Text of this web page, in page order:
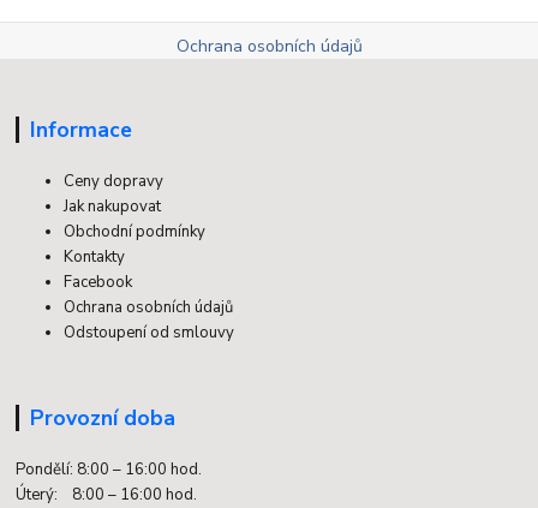
Ochrana osobních údajů
Informace
Ceny dopravy
Jak nakupovat
Obchodní podmínky
Kontakty
Facebook
Ochrana osobních údajů
Odstoupení od smlouvy
Provozní doba
Pondělí: 8:00 – 16:00 hod.
Úterý: 8:00 – 16:00 hod.